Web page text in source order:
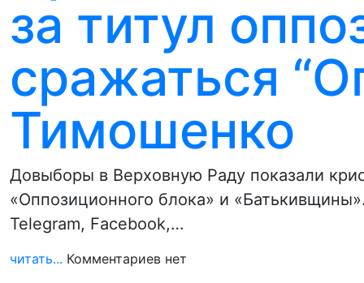
за титул
сражаться
Тимошенко
Довыборы в Верховную Раду показали
«Оппозиционного блока» и
Telegram, Facebook,…
читать... Комментариев нет